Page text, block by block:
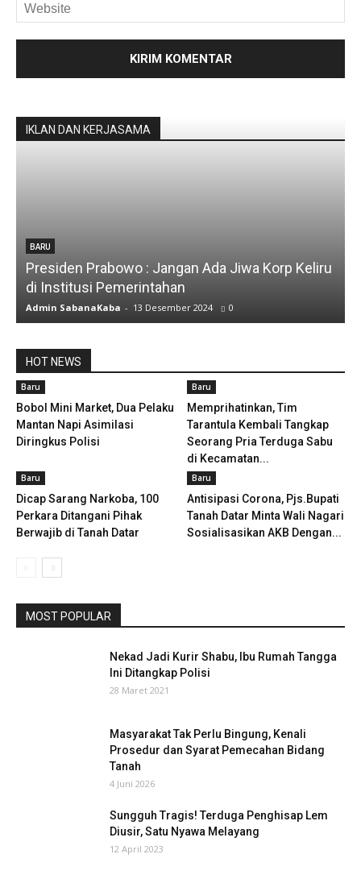
IKLAN DAN KERJASAMA
BARU
Presiden Prabowo : Jangan Ada Jiwa Korp Keliru
di Institusi Pemerintahan
Admin SabanaKaba - 13 Desember 2024 0
HOT NEWS
Baru
Bobol Mini Market, Dua Pelaku
Mantan Napi Asimilasi
Diringkus Polisi
Baru
Memprihatinkan, Tim
Tarantula Kembali Tangkap
Seorang Pria Terduga Sabu
di Kecamatan...
Baru
Dicap Sarang Narkoba, 100
Perkara Ditangani Pihak
Berwajib di Tanah Datar
Baru
Antisipasi Corona, Pjs.Bupati
Tanah Datar Minta Wali Nagari
Sosialisasikan AKB Dengan...
MOST POPULAR
Nekad Jadi Kurir Shabu, Ibu Rumah Tangga
Ini Ditangkap Polisi
28 Maret 2021
Masyarakat Tak Perlu Bingung, Kenali
Prosedur dan Syarat Pemecahan Bidang
Tanah
4 Juni 2026
Sungguh Tragis! Terduga Penghisap Lem
Diusir, Satu Nyawa Melayang
12 April 2023